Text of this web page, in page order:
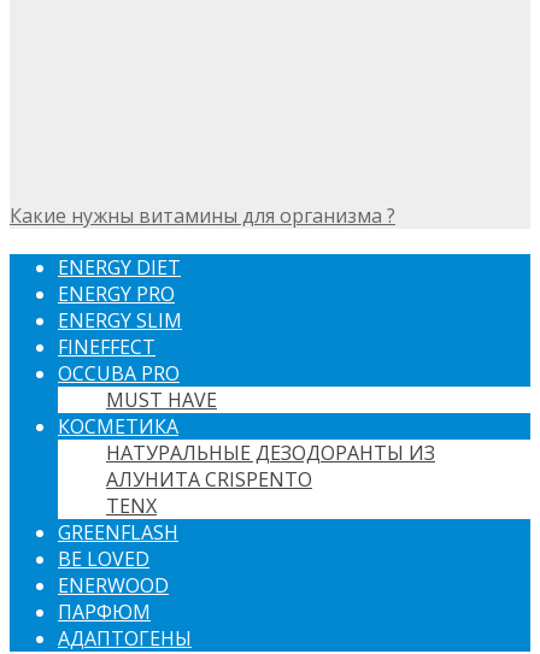
Какие нужны витамины для организма ?
ENERGY DIET
ENERGY PRO
ENERGY SLIM
FINEFFECT
OCCUBA PRO
MUST HAVE
КОСМЕТИКА
НАТУРАЛЬНЫЕ ДЕЗОДОРАНТЫ ИЗ
АЛУНИТА CRISPENTO
TENX
GREENFLASH
BE LOVED
ENERWOOD
ПАРФЮМ
АДАПТОГЕНЫ